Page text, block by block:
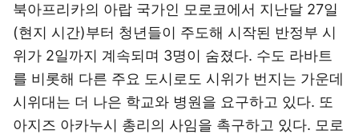
북아프리카의 아랍 국가인 모로코에서 지난달 27일
(현지 시간)부터 청년들이 주도해 시작된 반정부 시
위가 2일까지 계속되며 3명이 숨졌다. 수도 라바트
를 비롯해 다른 주요 도시로도 시위가 번지는 가운데
시위대는 더 나은 학교와 병원을 요구하고 있다. 또
아지즈 아카누시 총리의 사임을 촉구하고 있다. 모로